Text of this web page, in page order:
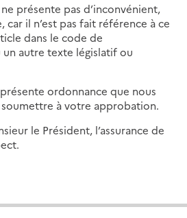
présente pas d’inconvénient,
car il n’est pas fait référence à ce
dans le code de
un autre texte législatif ou
ordonnance que nous
soumettre à votre approbation.
le Président, l’assurance de